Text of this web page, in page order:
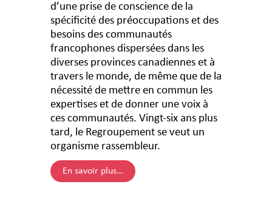
d’une prise de conscience de la
spécificité des préoccupations et des
besoins des communautés
francophones dispersées dans les
diverses provinces canadiennes et à
travers le monde, de même que de la
nécessité de mettre en commun les
expertises et de donner une voix à
ces communautés. Vingt-six ans plus
tard, le Regroupement se veut un
organisme rassembleur.
En savoir plus…